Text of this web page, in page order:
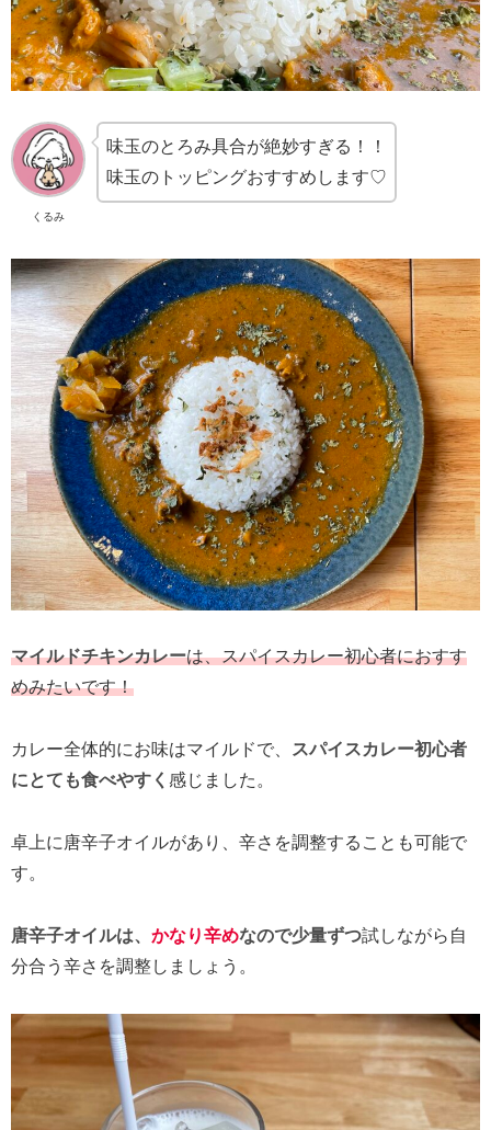
くるみ
味玉のとろみ具合が絶妙すぎる！！
味玉のトッピングおすすめします♡
マイルドチキンカレーは、スパイスカレー初心者におすす
めみたいです！
カレー全体的にお味はマイルドで、
スパイスカレー初心者
にとても食べやすく 感じました。
卓上に唐辛子オイルがあり、辛さを調整することも可能で
す。
唐辛子オイルは、 かなり辛めなので少量ずつ試しながら自
分合う辛さを調整しましょう。